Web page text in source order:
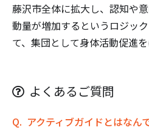
藤沢市全体に拡大し、認知や
動量が増加するというロジッ
て、集団として身体活動促進を
よくあるご質問
アクティブガイドとはなん